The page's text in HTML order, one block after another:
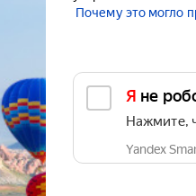
Почему это могло
Я не
Нажмите,
Yandex